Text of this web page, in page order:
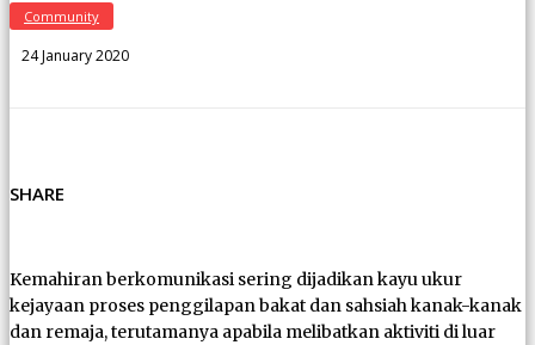
Community
24 January 2020
SHARE
Kemahiran berkomunikasi sering dijadikan kayu ukur
kejayaan proses penggilapan bakat dan sahsiah kanak-kanak
dan remaja, terutamanya apabila melibatkan aktiviti di luar